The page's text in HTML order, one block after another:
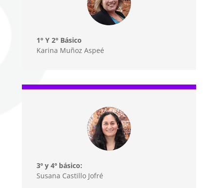
1° Y 2° Básico
Karina Muñoz Aspeé
3º y 4º básico:
Susana Castillo Jofré